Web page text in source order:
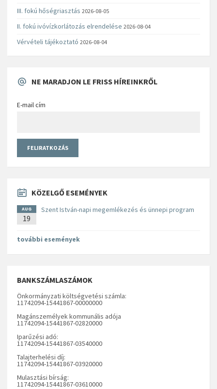
III. fokú hőségriasztás 2026-08-05
II. fokú ivóvízkorlátozás elrendelése 2026-08-04
Vérvételi tájékoztató 2026-08-04
NE MARADJON LE FRISS HÍREINKRŐL
E-mail cím
KÖZELGŐ ESEMÉNYEK
AUG
19
Szent István-napi megemlékezés és ünnepi program
további események
BANKSZÁMLASZÁMOK
Önkormányzati költségvetési számla:
11742094-15441867-00000000
Magánszemélyek kommunális adója
11742094-15441867-02820000
Iparűzési adó:
11742094-15441867-03540000
Talajterhelési díj:
11742094-15441867-03920000
Mulasztási bírság:
11742094-15441867-03610000